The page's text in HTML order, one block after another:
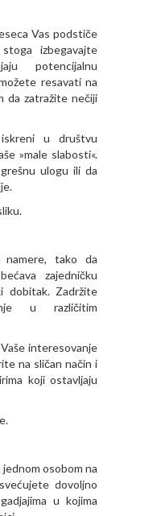
Vas podstiče
izbegavajte
potencijalnu
resavati na
da zatražite nečiji
u društvu
»male slabosti«.
ulogu ili da
tako da
zajedničku
dobitak. Zadržite
u različitim
interesovanje
na sličan način i
koji ostavljaju
osobom na
dovoljno
u kojima